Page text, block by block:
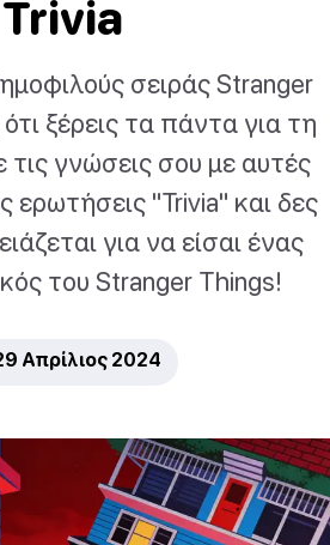
Trivia
σειράς Stranger
ξέρεις τα πάντα για τη
τις γνώσεις σου με αυτές
ερωτήσεις "Trivia" και δες
για να είσαι ένας
του Stranger Things!
Απρίλιος 2024